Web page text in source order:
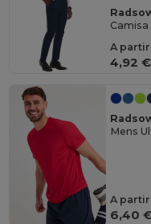
A
4,92 €
Mens
A
6,40